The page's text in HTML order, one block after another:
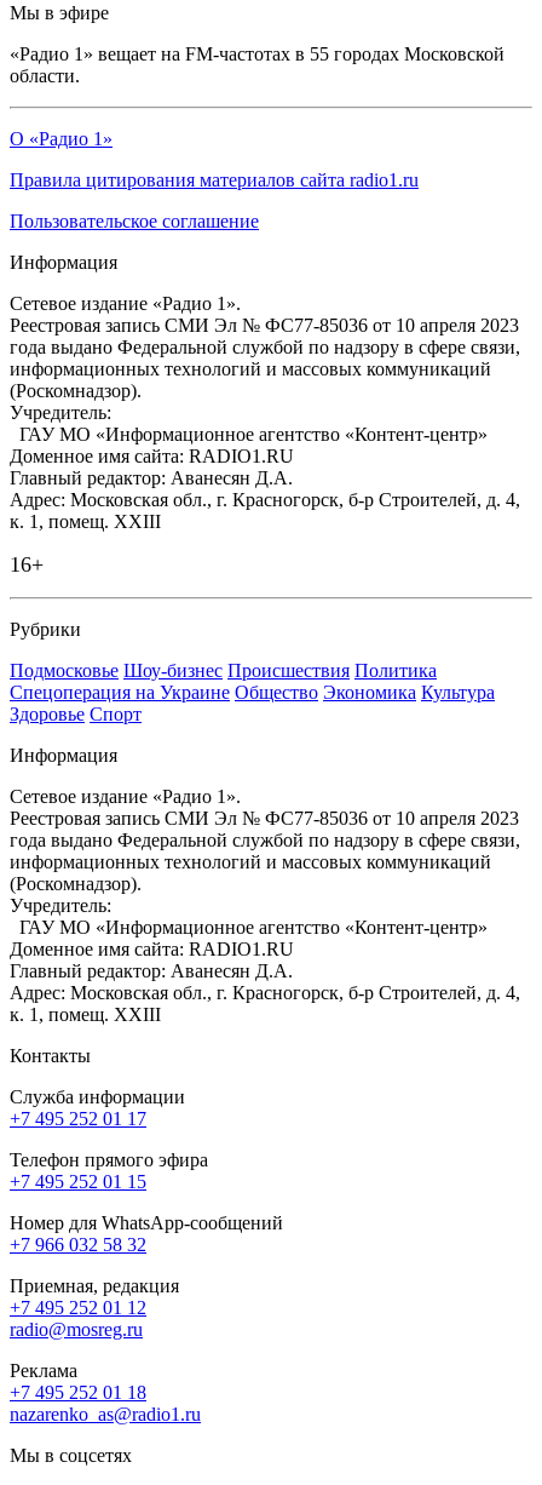
Мы в эфире
«Радио 1» вещает на FM-частотах в 55 городах Московской
области.
О «Радио 1»
Правила цитирования материалов сайта radio1.ru
Пользовательское соглашение
Информация
Сетевое издание «Радио 1».
Реестровая запись СМИ Эл № ФС77-85036 от 10 апреля 2023
года выдано Федеральной службой по надзору в сфере связи,
информационных технологий и массовых коммуникаций
(Роскомнадзор).
Учредитель:
ГАУ МО «Информационное агентство «Контент-центр»
Доменное имя сайта: RADIO1.RU
Главный редактор: Аванесян Д.А.
Адрес: Московская обл., г. Красногорск, б-р Строителей, д. 4,
к. 1, помещ. XXIII
16+
Рубрики
Подмосковье Шоу-бизнес Происшествия Политика
Спецоперация на Украине Общество Экономика Культура
Здоровье Спорт
Информация
Сетевое издание «Радио 1».
Реестровая запись СМИ Эл № ФС77-85036 от 10 апреля 2023
года выдано Федеральной службой по надзору в сфере связи,
информационных технологий и массовых коммуникаций
(Роскомнадзор).
Учредитель:
ГАУ МО «Информационное агентство «Контент-центр»
Доменное имя сайта: RADIO1.RU
Главный редактор: Аванесян Д.А.
Адрес: Московская обл., г. Красногорск, б-р Строителей, д. 4,
к. 1, помещ. XXIII
Контакты
Служба информации
+7 495 252 01 17
Телефон прямого эфира
+7 495 252 01 15
Номер для WhatsApp-сообщений
+7 966 032 58 32
Приемная, редакция
+7 495 252 01 12
radio@mosreg.ru
Реклама
+7 495 252 01 18
nazarenko_as@radio1.ru
Мы в соцсетях